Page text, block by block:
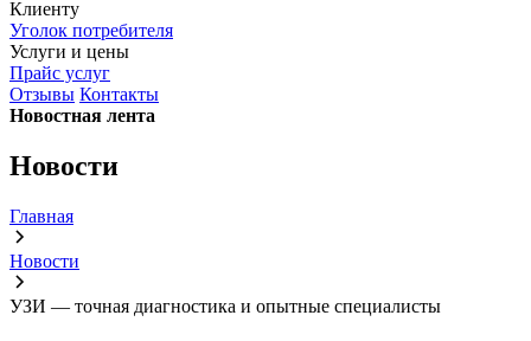
Клиенту
Уголок потребителя
Услуги и цены
Прайс услуг
Отзывы Контакты
Новостная лента
Новости
Главная
Новости
УЗИ — точная диагностика и опытные специалисты